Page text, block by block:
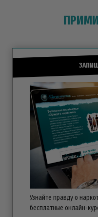
Узнайте правду о
бесплатные онлайн-